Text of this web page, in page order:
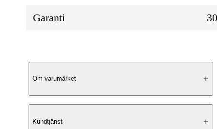
Garanti
Produktbeskrivning
Praktisk 2-i-1-väska
Om varumärket
Kundtjänst